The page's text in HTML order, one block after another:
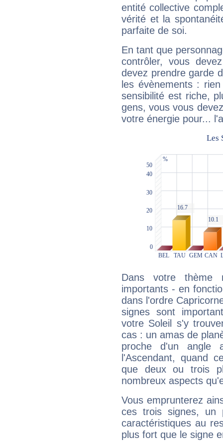
entité collective
vérité et la
parfaite de soi.
En tant que
contrôler, vous
devez prendre garde
les évènements :
sensibilité est riche,
gens, vous vous
votre énergie pour...
Dans votre thème
importants - en
dans l'ordre
signes sont
votre Soleil s'y
cas : un amas de
proche d'un
l'Ascendant, quand
que deux ou trois
nombreux aspects
Vous emprunterez
ces trois signes, un
caractéristiques au
plus fort que le signe